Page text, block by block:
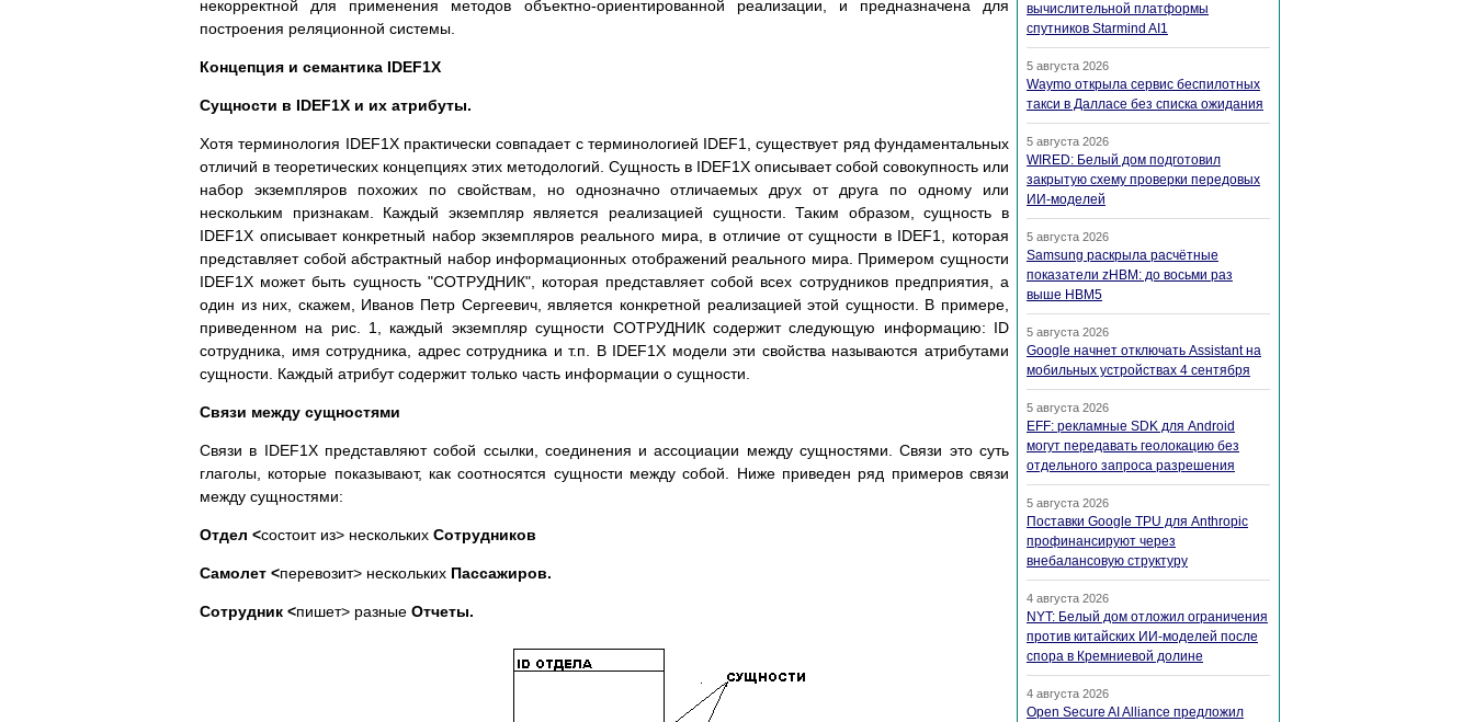
некорректной для применения методов объектно-ориентированной реализации, и предназначена для
построения реляционной системы.
Концепция и семантика IDEF1X
Сущности в IDEF1X и их атрибуты.
Хотя терминология IDEF1X практически совпадает с терминологией IDEF1, существует ряд фундаментальных
отличий в теоретических концепциях этих методологий. Сущность в IDEF1X описывает собой совокупность или
набор экземпляров похожих по свойствам, но однозначно отличаемых друх от друга по одному или
нескольким признакам. Каждый экземпляр является реализацией сущности. Таким образом, сущность в
IDEF1X описывает конкретный набор экземпляров реального мира, в отличие от сущности в IDEF1, которая
представляет собой абстрактный набор информационных отображений реального мира. Примером сущности
IDEF1X может быть сущность "СОТРУДНИК", которая представляет собой всех сотрудников предприятия, а
один из них, скажем, Иванов Петр Сергеевич, является конкретной реализацией этой сущности. В примере,
приведенном на рис. 1, каждый экземпляр сущности СОТРУДНИК содержит следующую информацию: ID
сотрудника, имя сотрудника, адрес сотрудника и т.п. В IDEF1X модели эти свойства называются атрибутами
сущности. Каждый атрибут содержит только часть информации о сущности.
Связи между сущностями
Связи в IDEF1X представляют собой ссылки, соединения и ассоциации между сущностями. Связи это суть
глаголы, которые показывают, как соотносятся сущности между собой. Ниже приведен ряд примеров связи
между сущностями:
Отдел <состоит из> нескольких Сотрудников
Самолет <перевозит> нескольких Пассажиров.
Сотрудник <пишет> разные Отчеты.
вычислительной платформы
спутников Starmind AI1
5 августа 2026
Waymo открыла сервис беспилотных
такси в Далласе без списка ожидания
5 августа 2026
WIRED: Белый дом подготовил
закрытую схему проверки передовых
ИИ-моделей
5 августа 2026
Samsung раскрыла расчётные
показатели zHBM: до восьми раз
выше HBM5
5 августа 2026
Google начнет отключать Assistant на
мобильных устройствах 4 сентября
5 августа 2026
EFF: рекламные SDK для Android
могут передавать геолокацию без
отдельного запроса разрешения
5 августа 2026
Поставки Google TPU для Anthropic
профинансируют через
внебалансовую структуру
4 августа 2026
NYT: Белый дом отложил ограничения
против китайских ИИ-моделей после
спора в Кремниевой долине
4 августа 2026
Open Secure AI Alliance предложил